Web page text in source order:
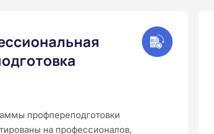
профпереподготовки
на профессионалов,